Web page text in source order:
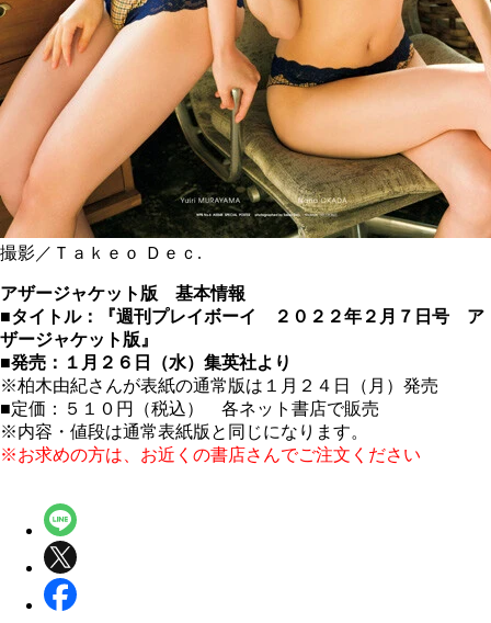
撮影／Ｔａｋｅｏ Ｄｅｃ.
アザージャケット版 基本情報
■タイトル：『週刊プレイボーイ ２０２２年２月７日号 ア
ザージャケット版』
■発売：１月２６日（水）集英社より
※柏木由紀さんが表紙の通常版は１月２４日（月）発売
■定価：５１０円（税込） 各ネット書店で販売
※内容・値段は通常表紙版と同じになります。
※お求めの方は、お近くの書店さんでご注文ください